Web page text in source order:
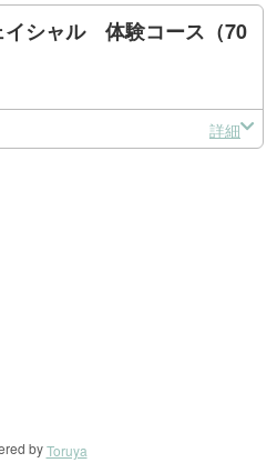
イシャル 体験コース（70
詳細
byToruya